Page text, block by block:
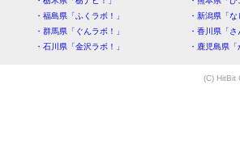
・福島県「ふくラボ！」
・新潟県「
・群馬県「ぐんラボ！」
・香川県「
・石川県「金沢ラボ！」
・鹿児島県
(C) HitBit